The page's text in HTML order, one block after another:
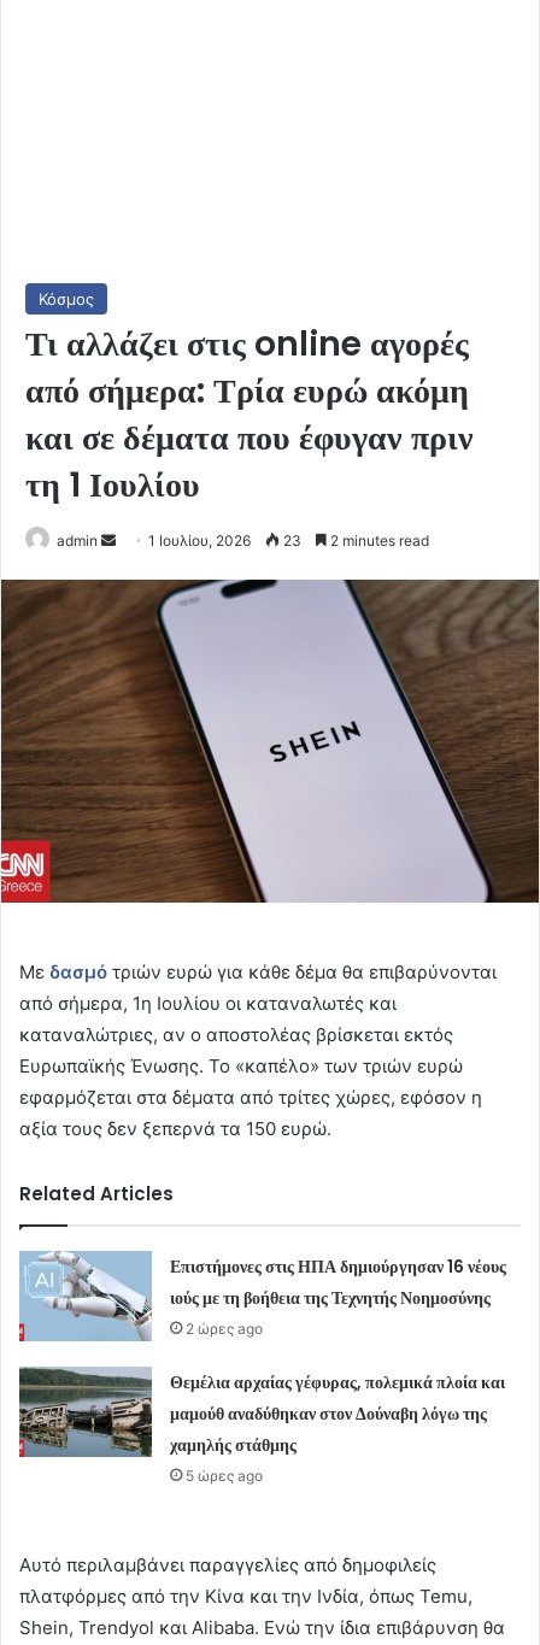
Κόσμος
Τι αλλάζει στις online αγορές
από σήμερα: Τρία ευρώ ακόμη
και σε δέματα που έφυγαν πριν
τη 1 Ιουλίου
admin
Send1 Ιουλίου, 2026 23 2 minutes read
Με δασμό τριών ευρώ για κάθε δέμα θα επιβαρύνονται
από σήμερα, 1η Ιουλίου οι καταναλωτές και
καταναλώτριες, αν ο αποστολέας βρίσκεται εκτός
Ευρωπαϊκής Ένωσης. Το «καπέλο» των τριών ευρώ
εφαρμόζεται στα δέματα από τρίτες χώρες, εφόσον η
αξία τους δεν ξεπερνά τα 150 ευρώ.
Related Articles
Επιστήμονες στις ΗΠΑ δημιούργησαν 16 νέους
ιούς με τη βοήθεια της Τεχνητής Νοημοσύνης
2 ώρες ago
Θεμέλια αρχαίας γέφυρας, πολεμικά πλοία και
μαμούθ αναδύθηκαν στον Δούναβη λόγω της
χαμηλής στάθμης
5 ώρες ago
Αυτό περιλαμβάνει παραγγελίες από δημοφιλείς
πλατφόρμες από την Κίνα και την Ινδία, όπως Temu,
Shein, Trendyol και Alibaba. Ενώ την ίδια επιβάρυνση θα